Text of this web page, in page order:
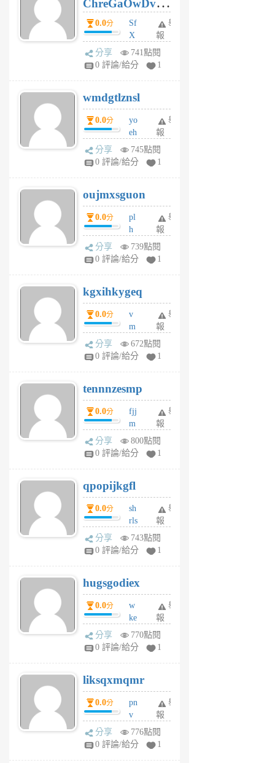
前
ChreGaOwDv
dY0.0分
Sf
X
Pe
Jc
R
P
m
v
A
V
個
月
前
舉
報
分享
741點閱
0 評論/給分
1
wmdgtlznsl
0.0分
yo
eh
ld
gy
個
月
前
舉
報
分享
745點閱
0 評論/給分
1
oujmxsguon
0.0分
pl
h
wi
w
6
個
月
前
舉
報
分享
739點閱
0 評論/給分
1
kgxihkygeq
0.0分
v
m
sg
sr
6
個
月
前
舉
報
分享
672點閱
0 評論/給分
1
tennnzesmp
0.0分
fjj
m
w
rs
6
個
月
前
舉
報
分享
800點閱
0 評論/給分
1
qpopijkgfl
0.0分
sh
rls
k
m
6
個
月
前
舉
報
分享
743點閱
0 評論/給分
1
hugsgodiex
0.0分
w
ke
rv
pj
6
個
月
前
舉
報
分享
770點閱
0 評論/給分
1
liksqxmqmr
0.0分
pn
v
wt
sv
舉
報
分享
776點閱
0 評論/給分
1